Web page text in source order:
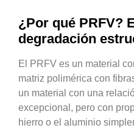
¿Por qué PRFV?
degradación
El PRFV es un material
matriz polimérica con
un material con una
excepcional, pero con
hierro o el aluminio